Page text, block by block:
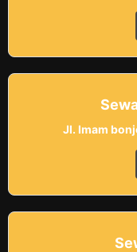
Jl. Imam